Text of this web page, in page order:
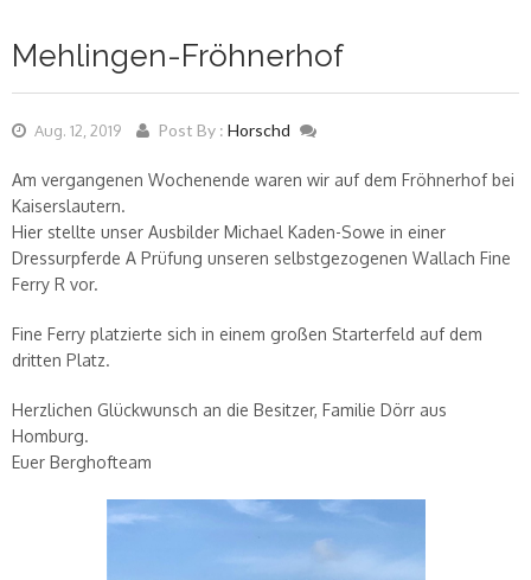
Mehlingen-Fröhnerhof
Aug. 12, 2019 Post By : Horschd
Am vergangenen Wochenende waren wir auf dem Fröhnerhof bei
Kaiserslautern.
Hier stellte unser Ausbilder Michael Kaden-Sowe in einer
Dressurpferde A Prüfung unseren selbstgezogenen Wallach Fine
Ferry R vor.
Fine Ferry platzierte sich in einem großen Starterfeld auf dem
dritten Platz.
Herzlichen Glückwunsch an die Besitzer, Familie Dörr aus
Homburg.
Euer Berghofteam